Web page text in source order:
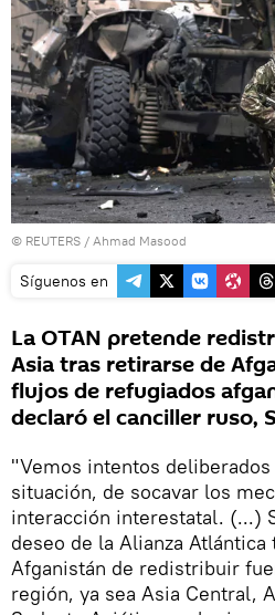
© REUTERS / Ahmad Masood
Síguenos en
La OTAN pretende
Asia tras retirarse de
flujos de refugiados
declaró el canciller ruso,
"Vemos intentos
situación, de socavar los
interacción interestatal. (...)
deseo de la Alianza
Afganistán de redistribuir
región, ya sea Asia Central,